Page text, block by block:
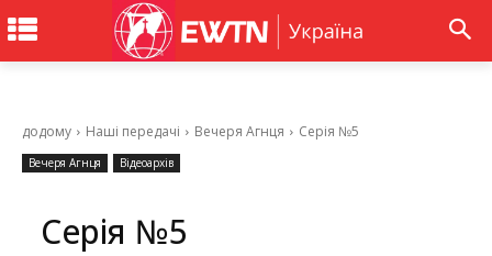
додому Наші передачі Вечеря Агнця Серія №5
Вечеря Агнця Відеоархів
Серія №5